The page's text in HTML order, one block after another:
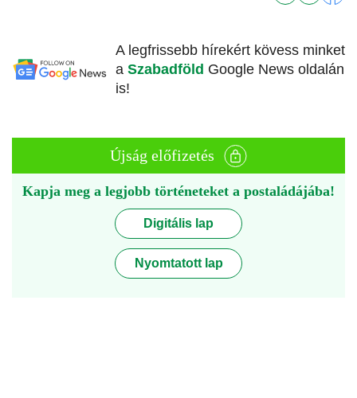
A legfrissebb hírekért kövess minket
a Szabadföld Google News oldalán
is!
Újság előfizetés
Kapja meg a legjobb történeteket a postaládájába!
Digitális lap
Nyomtatott lap